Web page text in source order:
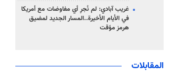
غريب آبادي: لم نُجرِ أي مفاوضات مع أمريكا
في الأيام الأخيرة..المسار الجديد لمضيق
هرمز مؤقت
المقابلات